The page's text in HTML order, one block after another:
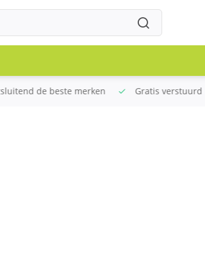
de beste merken Gratis verstuurd